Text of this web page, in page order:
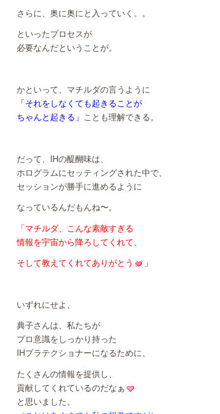
さらに、奥に奥にと入っていく。。
といったプロセスが
必要なんだということが。
かといって、マチルダの言うように
「それをしなくても起きることが
ちゃんと起きる」 ことも理解できる。
だって、IHの醍醐味は、
ホログラムにセッティングされた中で、
セッションが勝手に進めるように
なっているんだもんね〜。
「マチルダ、こんな素敵すぎる
情報を宇宙から降ろしてくれて、
そして教えてくれてありがとう
」
いずれにせよ、
典子さんは、私たちが
プロ意識をしっかり持った
IHプラテクショナーになるために、
たくさんの情報を提供し、
貢献してくれているのだなぁ
と思いました。